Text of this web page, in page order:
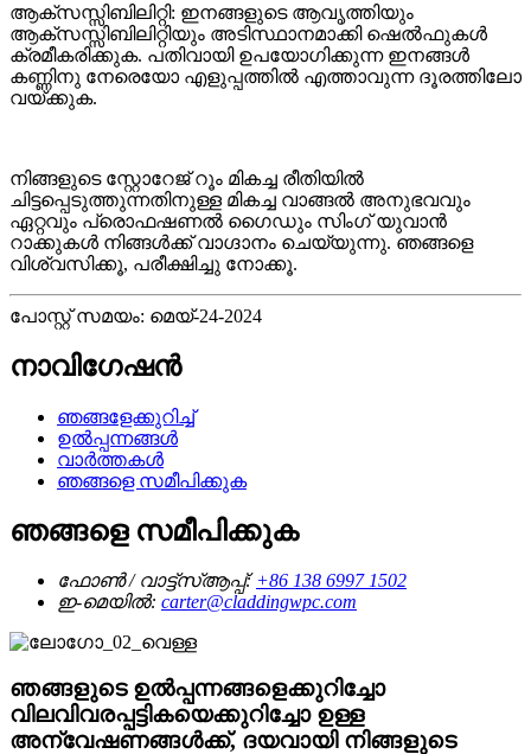
ആക്‌സസ്സിബിലിറ്റി: ഇനങ്ങളുടെ ആവൃത്തിയും
ആക്‌സസ്സിബിലിറ്റിയും അടിസ്ഥാനമാക്കി ഷെൽഫുകൾ
ക്രമീകരിക്കുക. പതിവായി ഉപയോഗിക്കുന്ന ഇനങ്ങൾ
കണ്ണിനു നേരെയോ എളുപ്പത്തിൽ എത്താവുന്ന ദൂരത്തിലോ
വയ്ക്കുക.
നിങ്ങളുടെ സ്റ്റോറേജ് റൂം മികച്ച രീതിയിൽ
ചിട്ടപ്പെടുത്തുന്നതിനുള്ള മികച്ച വാങ്ങൽ അനുഭവവും
ഏറ്റവും പ്രൊഫഷണൽ ഗൈഡും സിംഗ് യുവാൻ
റാക്കുകൾ നിങ്ങൾക്ക് വാഗ്ദാനം ചെയ്യുന്നു. ഞങ്ങളെ
വിശ്വസിക്കൂ, പരീക്ഷിച്ചു നോക്കൂ.
പോസ്റ്റ് സമയം: മെയ്-24-2024
നാവിഗേഷൻ
ഞങ്ങളേക്കുറിച്ച്
ഉൽപ്പന്നങ്ങൾ
വാർത്തകൾ
ഞങ്ങളെ സമീപിക്കുക
ഞങ്ങളെ സമീപിക്കുക
ഫോൺ / വാട്ട്‌സ്ആപ്പ്: +86 138 6997 1502
ഇ-മെയിൽ: carter@claddingwpc.com
ഞങ്ങളുടെ ഉൽപ്പന്നങ്ങളെക്കുറിച്ചോ
വിലവിവരപ്പട്ടികയെക്കുറിച്ചോ ഉള്ള
അന്വേഷണങ്ങൾക്ക്, ദയവായി നിങ്ങളുടെ